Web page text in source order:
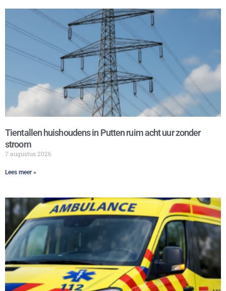
Tientallen huishoudens in Putten ruim acht uur zonder
stroom
7 augustus 2026
Lees meer »